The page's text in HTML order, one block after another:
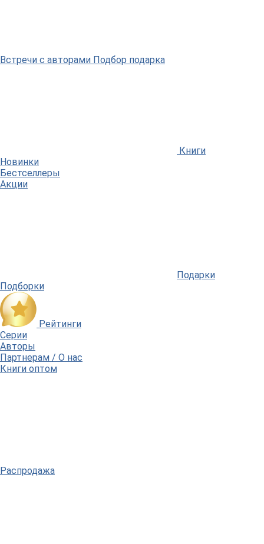
Встречи с авторами Подбор подарка
Книги
Новинки
Бестселлеры
Акции
Подарки
Подборки
Рейтинги
Серии
Авторы
Партнерам / О нас
Книги оптом
Распродажа